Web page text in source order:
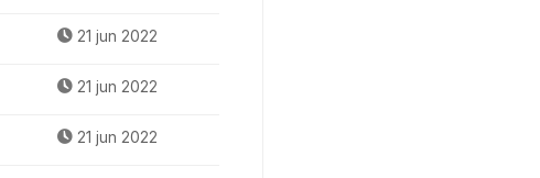
21 jun 2022
21 jun 2022
21 jun 2022